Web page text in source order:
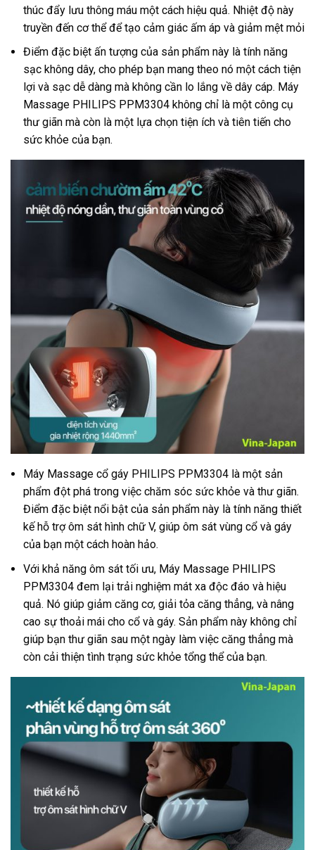
thúc đẩy lưu thông máu một cách hiệu quả. Nhiệt độ này
truyền đến cơ thể để tạo cảm giác ấm áp và giảm mệt mỏi
Điểm đặc biệt ấn tượng của sản phẩm này là tính năng
sạc không dây, cho phép bạn mang theo nó một cách tiện
lợi và sạc dễ dàng mà không cần lo lắng về dây cáp. Máy
Massage PHILIPS PPM3304 không chỉ là một công cụ
thư giãn mà còn là một lựa chọn tiện ích và tiên tiến cho
sức khỏe của bạn.
Máy Massage cổ gáy PHILIPS PPM3304 là một sản
phẩm đột phá trong việc chăm sóc sức khỏe và thư giãn.
Điểm đặc biệt nổi bật của sản phẩm này là tính năng thiết
kế hỗ trợ ôm sát hình chữ V, giúp ôm sát vùng cổ và gáy
của bạn một cách hoàn hảo.
Với khả năng ôm sát tối ưu, Máy Massage PHILIPS
PPM3304 đem lại trải nghiệm mát xa độc đáo và hiệu
quả. Nó giúp giảm căng cơ, giải tỏa căng thẳng, và nâng
cao sự thoải mái cho cổ và gáy. Sản phẩm này không chỉ
giúp bạn thư giãn sau một ngày làm việc căng thẳng mà
còn cải thiện tình trạng sức khỏe tổng thể của bạn.